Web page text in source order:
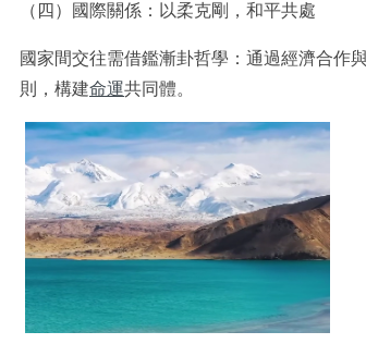
（四）國際關係：以柔克剛，和平共處
國家間交往需借鑑漸卦哲學：通過經濟合
則，構建命運共同體。